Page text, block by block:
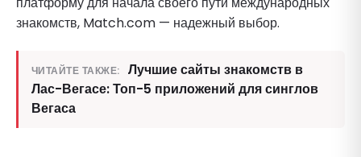
знакомств, Match.com — надежный выбор.
ЧИТАЙТЕ ТАКЖЕ:
Лучшие сайты знакомств в
Лас-Вегасе: Топ-5 приложений для синглов
Вегаса